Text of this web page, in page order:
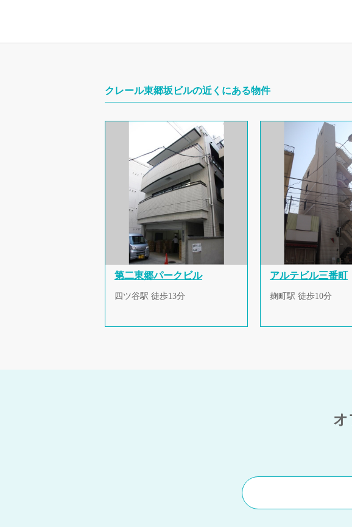
クレール東郷坂ビルの近くにある物件
第二東郷パークビル
四ツ谷駅 徒歩13分
アルテビル三番町
麹町駅 徒歩10分
オ